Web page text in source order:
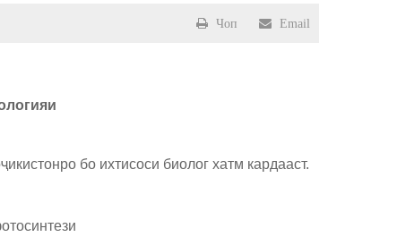
Чоп Email
бо ихтисоси биолог хатм кардааст.